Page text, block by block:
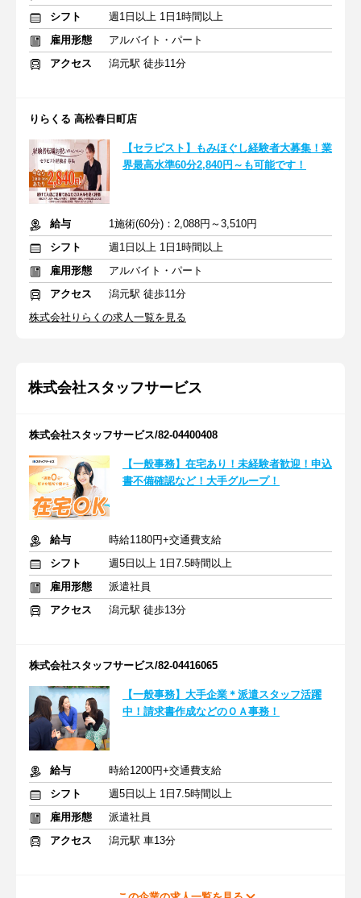
シフト
週1日以上 1日1時間以上
雇用形態
アルバイト・パート
アクセス
潟元駅 徒歩11分
りらくる 高松春日町店
【セラピスト】もみほぐし経験者大募集！業
界最高水準60分2,840円～も可能です！
給与
1施術(60分)：2,088円～3,510円
シフト
週1日以上 1日1時間以上
雇用形態
アルバイト・パート
アクセス
潟元駅 徒歩11分
株式会社りらくの求人一覧を見る
株式会社スタッフサービス
株式会社スタッフサービス/82-04400408
【一般事務】在宅あり！未経験者歓迎！申込
書不備確認など！大手グループ！
給与
時給1180円+交通費支給
シフト
週5日以上 1日7.5時間以上
雇用形態
派遣社員
アクセス
潟元駅 徒歩13分
株式会社スタッフサービス/82-04416065
【一般事務】大手企業＊派遣スタッフ活躍
中！請求書作成などのＯＡ事務！
給与
時給1200円+交通費支給
シフト
週5日以上 1日7.5時間以上
雇用形態
派遣社員
アクセス
潟元駅 車13分